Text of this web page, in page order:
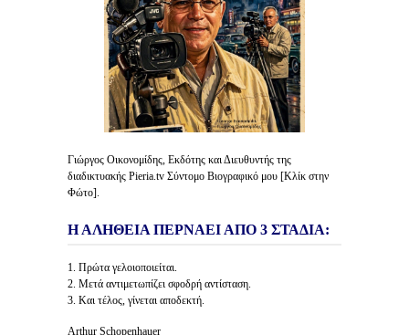
Γιώργος Οικονομίδης, Εκδότης και Διευθυντής της
διαδικτυακής Pieria.tv Σύντομο Βιογραφικό μου [Κλίκ στην
Φώτο].
Η ΑΛΗΘΕΙΑ ΠΕΡΝΑΕΙ ΑΠΟ 3 ΣΤΑΔΙΑ:
1. Πρώτα γελοιοποιείται.
2. Μετά αντιμετωπίζει σφοδρή αντίσταση.
3. Και τέλος, γίνεται αποδεκτή.
Arthur Schopenhauer